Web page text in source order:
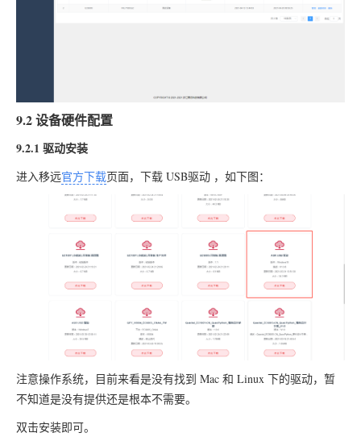
9.2 设备硬件配置
9.2.1 驱动安装
进入移远官方下载页面，下载 USB驱动 ，如下图：
注意操作系统，目前来看是没有找到 Mac 和 Linux 下的驱动，暂
不知道是没有提供还是根本不需要。
双击安装即可。